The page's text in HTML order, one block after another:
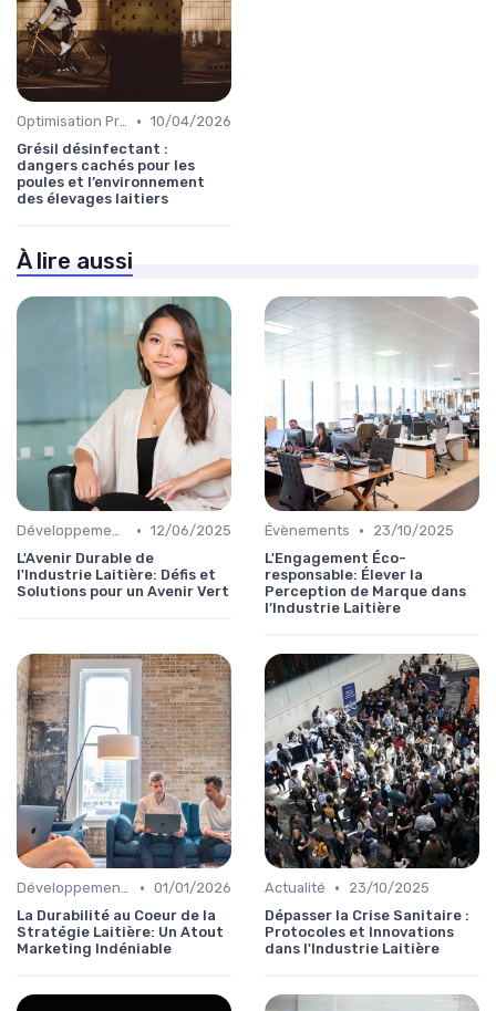
Optimisation Production • 10/04/2026
Grésil désinfectant :
dangers cachés pour les
poules et l’environnement
des élevages laitiers
À lire aussi
Développement Durable • 12/06/2025
L'Avenir Durable de
l'Industrie Laitière: Défis et
Solutions pour un Avenir Vert
Évènements •
23/10/2025
L'Engagement Éco-
responsable: Élever la
Perception de Marque dans
l’Industrie Laitière
Développement Durable • 01/01/2026
La Durabilité au Coeur de la
Stratégie Laitière: Un Atout
Marketing Indéniable
Actualité •
23/10/2025
Dépasser la Crise Sanitaire :
Protocoles et Innovations
dans l'Industrie Laitière